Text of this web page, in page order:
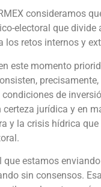
consideramos
electoral que
los retos internos y
este momento
de
certeza jurídica y en
y la crisis hídrica
que estamos
sin consensos.